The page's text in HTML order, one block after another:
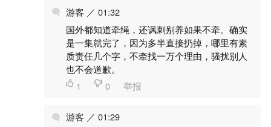
游客 ／ 01:32
国外都知道牵绳，还讽刺别养如果不牵。确实
是一集就完了，因为多半直接扔掉，哪里有素
质责任几个字，不牵找一万个理由，骚扰别人
也不会道歉。
 1  0 举报
游客 ／ 01:29